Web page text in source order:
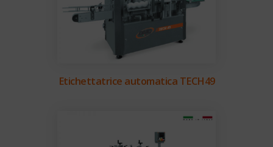
Etichettatrice automatica TECH49